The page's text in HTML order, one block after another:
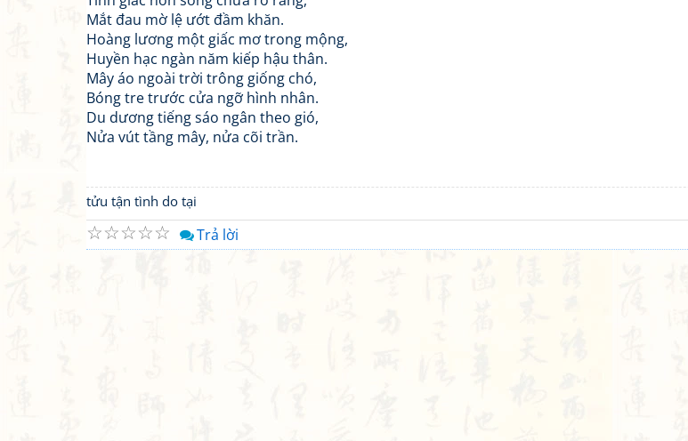
Mắt đau mờ lệ ướt đầm khăn.
Hoàng lương một giấc mơ trong mộng,
Huyền hạc ngàn năm kiếp hậu thân.
Mây áo ngoài trời trông giống chó,
Bóng tre trước cửa ngỡ hình nhân.
Du dương tiếng sáo ngân theo gió,
Nửa vút tầng mây, nửa cõi trần.
tửu tận tình do tại
☆
☆
☆
☆
☆ Trả lời